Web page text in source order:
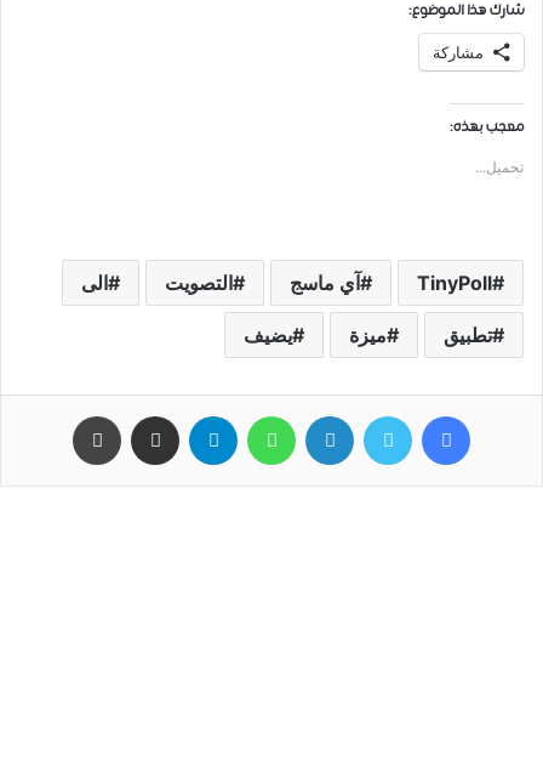
شارك هذا الموضوع:
مشاركة
معجب بهذه:
تحميل...
TinyPoll آي ماسج التصويت الى
تطبيق ميزة يضيف
فيسبوك تويتر لينكدإن واتساب تيلقرام مشاركة عبر البريد